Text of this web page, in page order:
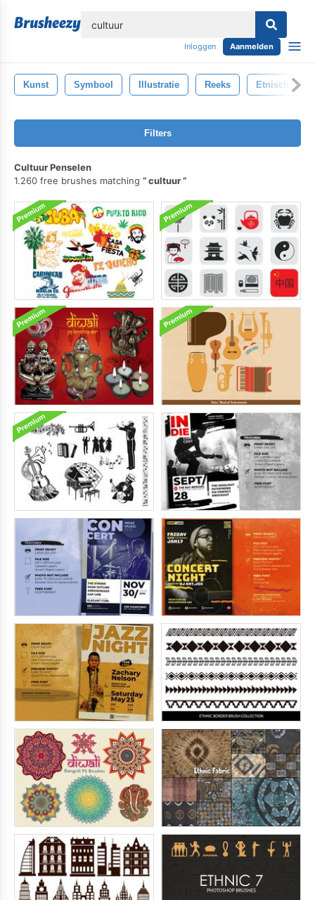
Inloggen Aanmelden
Kunst Symbool Illustratie Reeks Etnisch
Filters
Cultuur Penselen
1.260 free brushes matching
cultuur